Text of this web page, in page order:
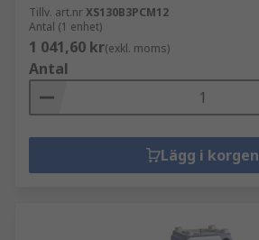
Tillv. art.nrXS130B3PCM12
Antal (1 enhet)
1 041,60 kr(exkl. moms)
Antal
Lägg i korgen